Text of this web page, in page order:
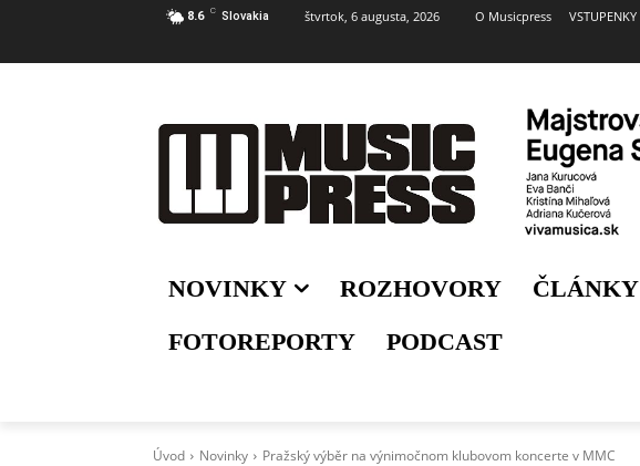
8.6 C Slovakia štvrtok, 6 augusta, 2026 O Musicpress VSTUPENKY
NOVINKY ROZHOVORY ČLÁNKY
FOTOREPORTY
PODCAST
Úvod Novinky Pražský výběr na výnimočnom klubovom koncerte v MMC